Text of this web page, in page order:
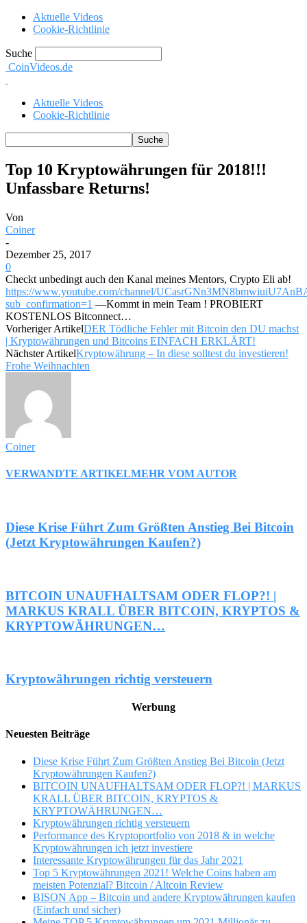
Aktuelle Videos
Cookie-Richtlinie
Suche
CoinVideos.de
Aktuelle Videos
Cookie-Richtlinie
Top 10 Kryptowährungen für 2018!!!
Unfassbare Returns!
Von
Coiner
-
Dezember 25, 2017
0
Checkt unbedingt auch den Kanal meines Mentors, Crypto Eli ab!
https://www.youtube.com/channel/
sub_confirmation=1 —Kommt in mein Team ! PROBIERT
KOSTENLOS Bitconnect…
Vorheriger ArtikelDER Tödliche Fehler mit Bitcoin den DU machst
| Kryptowährungen und Bitcoins EINFACH ERKLÄRT!
Nächster ArtikelKryptowährung – In diese solltest du investieren!
Frohe Weihnachten
Coiner
VERWANDTE ARTIKELMEHR VOM AUTOR
Diese Krise Führt Zum Größten Anstieg Bei Bitcoin
(Jetzt Kryptowährungen Kaufen?)
BITCOIN UNAUFHALTSAM ODER FLOP?! |
MARKUS KRALL ÜBER BITCOIN, KRYPTOS &
KRYPTOWÄHRUNGEN…
Kryptowährungen richtig versteuern
Werbung
Neuesten Beiträge
Diese Krise Führt Zum Größten Anstieg Bei Bitcoin (Jetzt
Kryptowährungen Kaufen?)
BITCOIN UNAUFHALTSAM ODER FLOP?! | MARKUS
KRALL ÜBER BITCOIN, KRYPTOS &
KRYPTOWÄHRUNGEN…
Kryptowährungen richtig versteuern
Performance des Kryptoportfolio von 2018 & in welche
Kryptowährungen ich jetzt investiere
Interessante Kryptowährungen für das Jahr 2021
Top 5 Kryptowährungen 2021! Welche Coins haben am
meisten Potenzial? Bitcoin / Altcoin Review
BISON App – Bitcoin und andere Kryptowährungen kaufen
(Einfach und sicher)